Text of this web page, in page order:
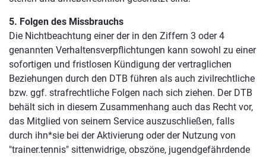
5. Folgen des Missbrauchs
Die Nichtbeachtung einer der in den Ziffern 3 oder 4
genannten Verhaltensverpflichtungen kann sowohl zu einer
sofortigen und fristlosen Kündigung der vertraglichen
Beziehungen durch den DTB führen als auch zivilrechtliche
bzw. ggf. strafrechtliche Folgen nach sich ziehen. Der DTB
behält sich in diesem Zusammenhang auch das Recht vor,
das Mitglied von seinem Service auszuschließen, falls
durch ihn*sie bei der Aktivierung oder der Nutzung von
"trainer.tennis" sittenwidrige, obszöne, jugendgefährdende